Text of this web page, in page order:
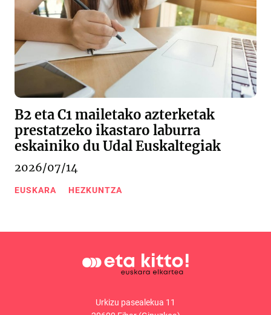
B2 eta C1 mailetako azterketak
prestatzeko ikastaro laburra
eskainiko du Udal Euskaltegiak
2026/07/14
EUSKARA HEZKUNTZA
Urkizu pasealekua 11